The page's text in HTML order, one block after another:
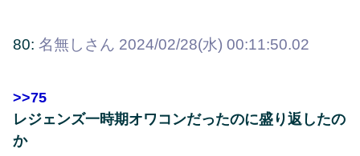
80: 名無しさん 2024/02/28(水) 00:11:50.02
>>75
レジェンズ一時期オワコンだったのに盛り返したの
か